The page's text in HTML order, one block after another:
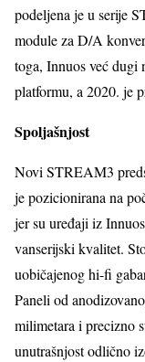
podeljena je u serije
module za D/A
toga, Innuos već dugi
platformu, a 2020. je
Spoljašnjost
Novi STREAM3
je pozicionirana na
jer su uređaji iz
vanserijski kvalitet.
uobičajenog hi-fi
Paneli od
milimetara i precizno
unutrašnjost odlično